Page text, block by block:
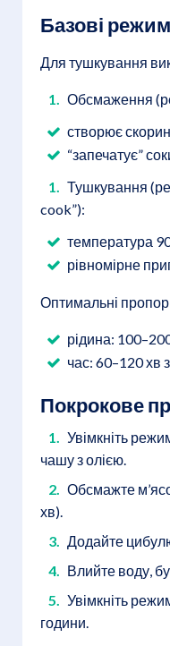
Базові
Для тушкування
Обсмаження
створює
“запечатує”
Тушкування
cook”):
температура
рівномірне
Оптимальні
рідина:
час: 60–120 хв
Покрокове
Увімкніть
чашу з олією.
Обсмажте
хв).
Додайте
Влийте воду,
Увімкніть
години.